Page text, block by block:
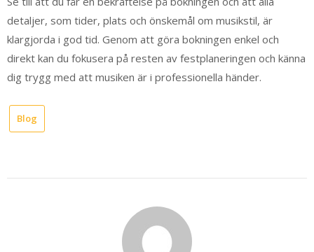
detaljer, som tider, plats och önskemål om musikstil, är
klargjorda i god tid. Genom att göra bokningen enkel och
direkt kan du fokusera på resten av festplaneringen och känna
dig trygg med att musiken är i professionella händer.
Blog